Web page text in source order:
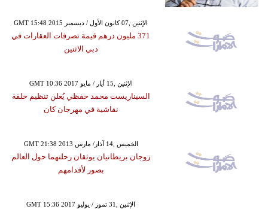
GMT 15:48 2015 الإثنين ,07 كانون الأول / ديسمبر
371 مليون درهم قيمة تصرفات العقارات في
دبي الاثنين
GMT 10:36 2017 الإثنين ,15 أيار / مايو
السيناريست محمد حفظي يُعلن تنظيم حلقة
نقاشية في مهرجان كان
GMT 21:38 2013 الخميس ,14 آذار/ مارس
زوجان بريطانيان يوثقان رحلتهما حول العالم
بصور لأقدامهم
GMT 15:36 2017 الإثنين ,31 تموز / يوليو